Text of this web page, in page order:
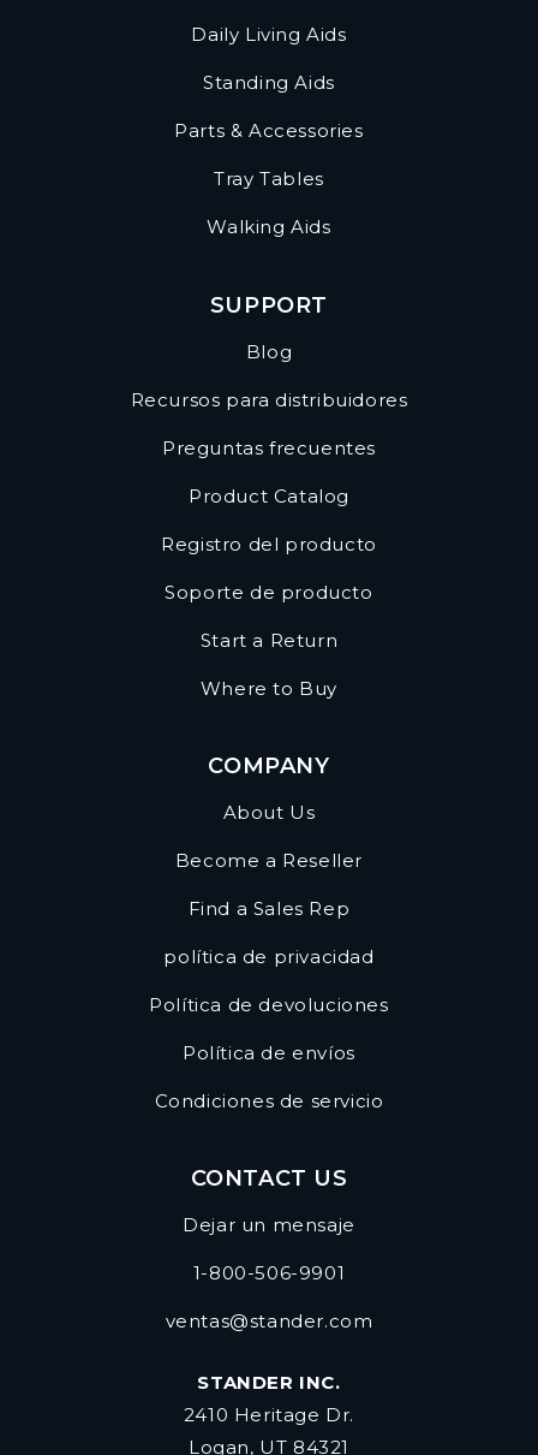
Daily Living Aids
Standing Aids
Parts & Accessories
Tray Tables
Walking Aids
SUPPORT
Blog
Recursos para distribuidores
Preguntas frecuentes
Product Catalog
Registro del producto
Soporte de producto
Start a Return
Where to Buy
COMPANY
About Us
Become a Reseller
Find a Sales Rep
política de privacidad
Política de devoluciones
Política de envíos
Condiciones de servicio
CONTACT US
Dejar un mensaje
1-800-506-9901
ventas@stander.com
STANDER INC.
2410 Heritage Dr.
Logan, UT 84321